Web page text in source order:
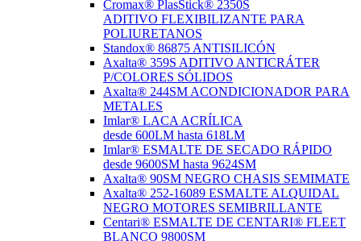
Cromax® PlasStick® 2350S
ADITIVO FLEXIBILIZANTE PARA
POLIURETANOS
Standox® 86875 ANTISILICÓN
Axalta® 359S ADITIVO ANTICRÁTER
P/COLORES SÓLIDOS
Axalta® 244SM ACONDICIONADOR PARA
METALES
Imlar® LACA ACRÍLICA
desde 600LM hasta 618LM
Imlar® ESMALTE DE SECADO RÁPIDO
desde 9600SM hasta 9624SM
Axalta® 90SM NEGRO CHASIS SEMIMATE
Axalta® 252-16089 ESMALTE ALQUIDAL
NEGRO MOTORES SEMIBRILLANTE
Centari® ESMALTE DE CENTARI® FLEET
BLANCO 9800SM